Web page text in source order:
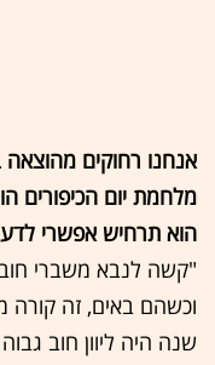
מלחמת יום הכיפורים
הוא תרחיש אפשרי
"קשה לנבא משברי